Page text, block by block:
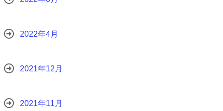
2022年4月
2021年12月
2021年11月